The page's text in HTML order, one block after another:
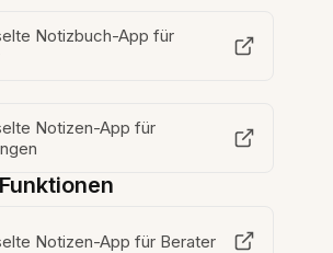
Notizbuch-App für
Notizen-App für
Notizen-App für Berater